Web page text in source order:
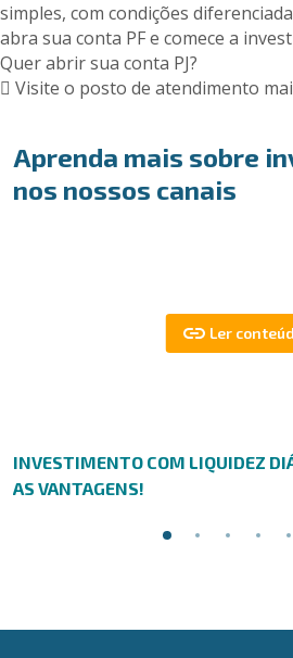
simples, com condições
abra sua conta PF e comece a
Quer abrir sua conta PJ?
Visite o posto de atendimento
Aprenda mais sobre
nos nossos canais
INVESTIMENTO COM LIQUIDEZ
AS VANTAGENS!